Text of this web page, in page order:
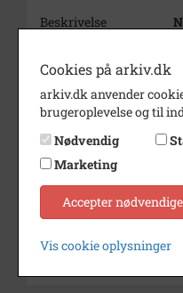
Beskrivelse
Årstal
Dateringsnote
Fotograf
Arkiv
Kontakt arkivet
Cookies på arkiv.dk
arkiv.dk anvender
brugeroplevelse og til
Nødvendig
Marketing
Accepter nødvendige
Vis cookie oplysninger